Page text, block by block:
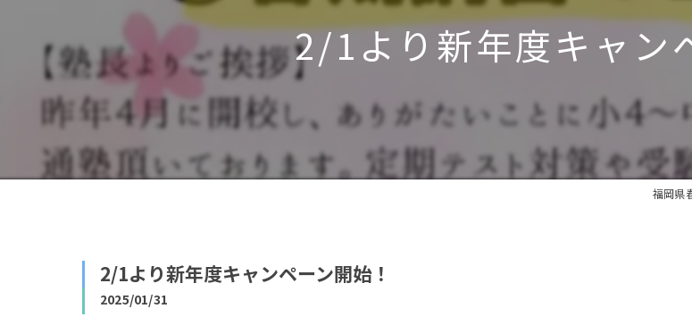
2/1より新年度キャン
福岡県
2/1より新年度キャンペーン開始！
2025/01/31